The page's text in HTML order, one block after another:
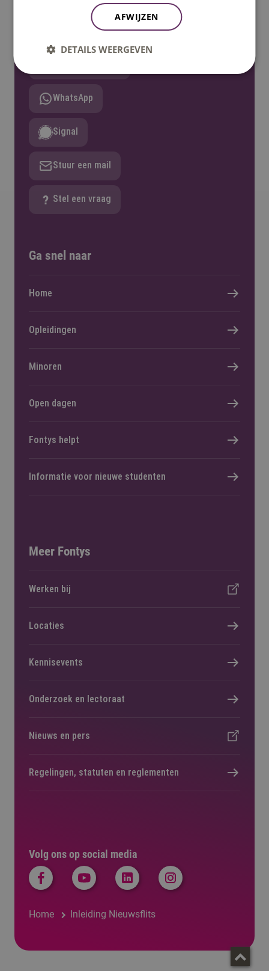
Bereikbaar op ma t/m vrij 08:30u – 17:00u uur.
Telefonisch bereikbaar tot 12:30u.
WhatsApp
Signal
Stuur een mail
Stel een vraag
Volg ons op social media
Home Inleiding Nieuwsflits
Ga snel naar
Home
Opleidingen
Minoren
Open dagen
Fontys helpt
Informatie voor nieuwe studenten
Meer Fontys
Werken bij
Locaties
Kennisevents
Onderzoek en lectoraat
Nieuws en pers
Regelingen, statuten en reglementen
AFWIJZEN
DETAILS WEERGEVEN